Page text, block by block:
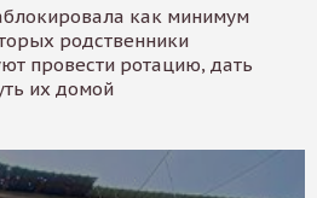
как минимум
родственники
провести ротацию, дать
их домой